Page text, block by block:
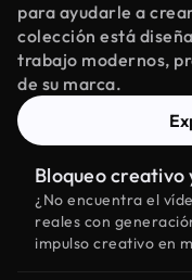
para ayudarle a
colección está
trabajo modernos,
de su marca.
Bloqueo creativo
¿No encuentra el
reales con
impulso creativo en